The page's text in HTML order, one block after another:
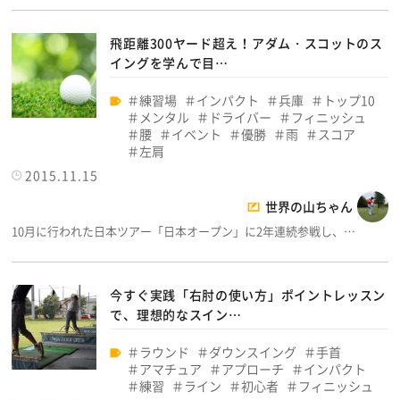
飛距離300ヤード超え！アダム・スコットのス
イングを学んで目…
練習場 インパクト 兵庫
トップ10
メンタル
ドライバー
フィニッシュ
腰
イベント 優勝 雨
スコア
左肩
2015.11.15
世界の山ちゃん
10月に行われた日本ツアー「日本オープン」に2年連続参戦し、…
今すぐ実践「右肘の使い方」ポイントレッスン
で、理想的なスイン…
ラウンド ダウンスイング
手首
アマチュア
アプローチ
インパクト
練習
ライン 初心者
フィニッシュ